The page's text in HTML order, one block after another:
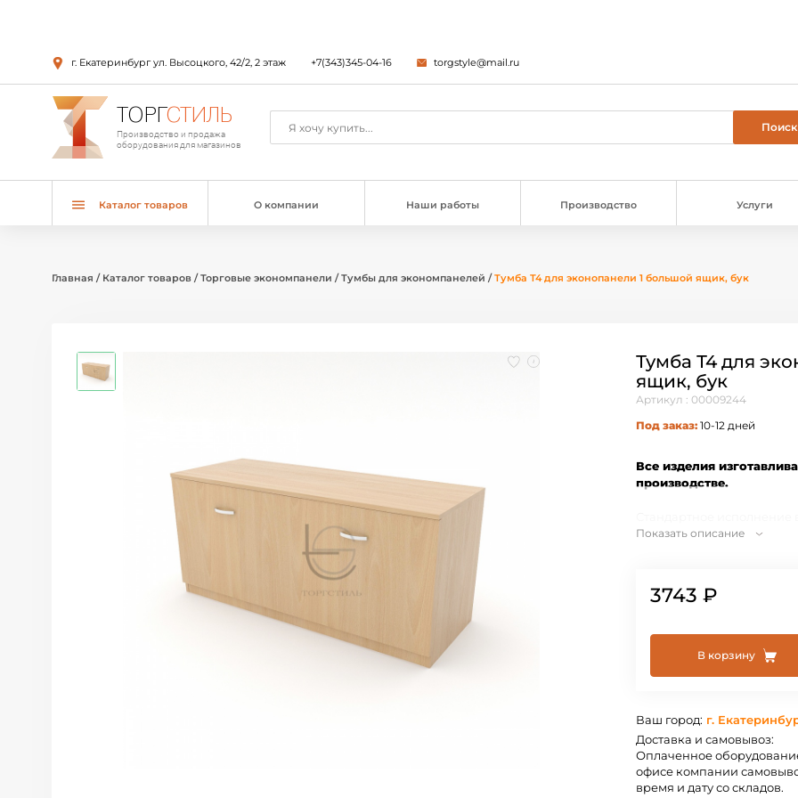
г. Екатеринбург ул. Высоцкого, 42/2, 2 этаж +7(343)345-04-16 torgstyle@mail.ru
ТОРГСТИЛЬ
Производство и продажа
оборудования для магазинов
Каталог товаров О компании Наши работы Производство Услуги
Главная / Каталог товаров /Торговые экономпанели /Тумбы для экономпанелей /Тумба Т4 для эконопанели 1 большой ящик, бук
Тумба Т4 для
ящик, бук
Артикул : 00009244
Под заказ: 10-12 дней
Все изделия
производстве.
Вишня, Белый, Серый с
индивидуальным
толщиной 2 мм.
Нестандартное
Вся продукция
Упаковывается в
Показать описание
3743 ₽
В корзину
Ваш город: г.
Доставка и самовывоз:
Оплаченное
офисе компании
время и дату со складов.